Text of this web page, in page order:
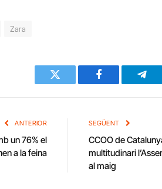
Zara
Twitter Facebook
ANTERIOR
un 76% el
a la feina
SEGÜENT
CCOO de
multitudinari
al maig